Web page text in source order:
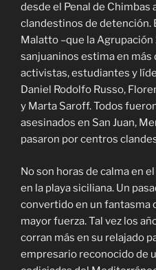
desde el Penal de Chimbas
clandestinos de detención.
Malatto –que la
sanjuaninos estima en
activistas, estudiantes y
Daniel Rodolfo Russo,
y Marta Saroff. Todos
asesinados en San Juan,
pasaron por centros
No son horas de calma en
en la playa siciliana. Un
convertido en un fantasma
mayor fuerza. Tal vez los
corran más en su relajado
empresario reconocido de